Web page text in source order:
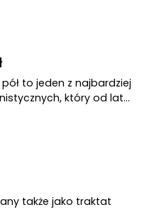
to jeden z najbardziej
który od lat…
także jako traktat